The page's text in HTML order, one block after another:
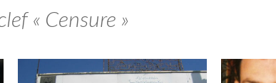
« Censure »